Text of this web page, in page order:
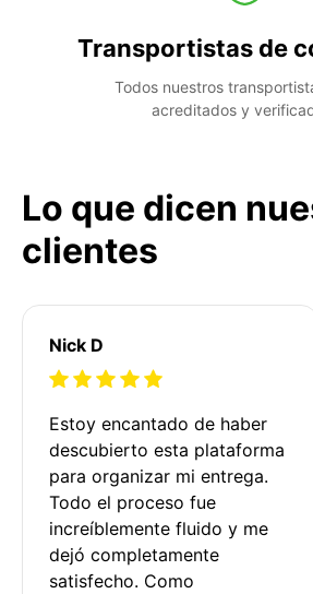
Transportistas de
Todos nuestros
acreditados y
Lo que dicen
clientes
Nick D
Estoy encantado de haber
descubierto esta plataforma
para organizar mi entrega.
Todo el proceso fue
increíblemente fluido y me
dejó completamente
satisfecho. Como